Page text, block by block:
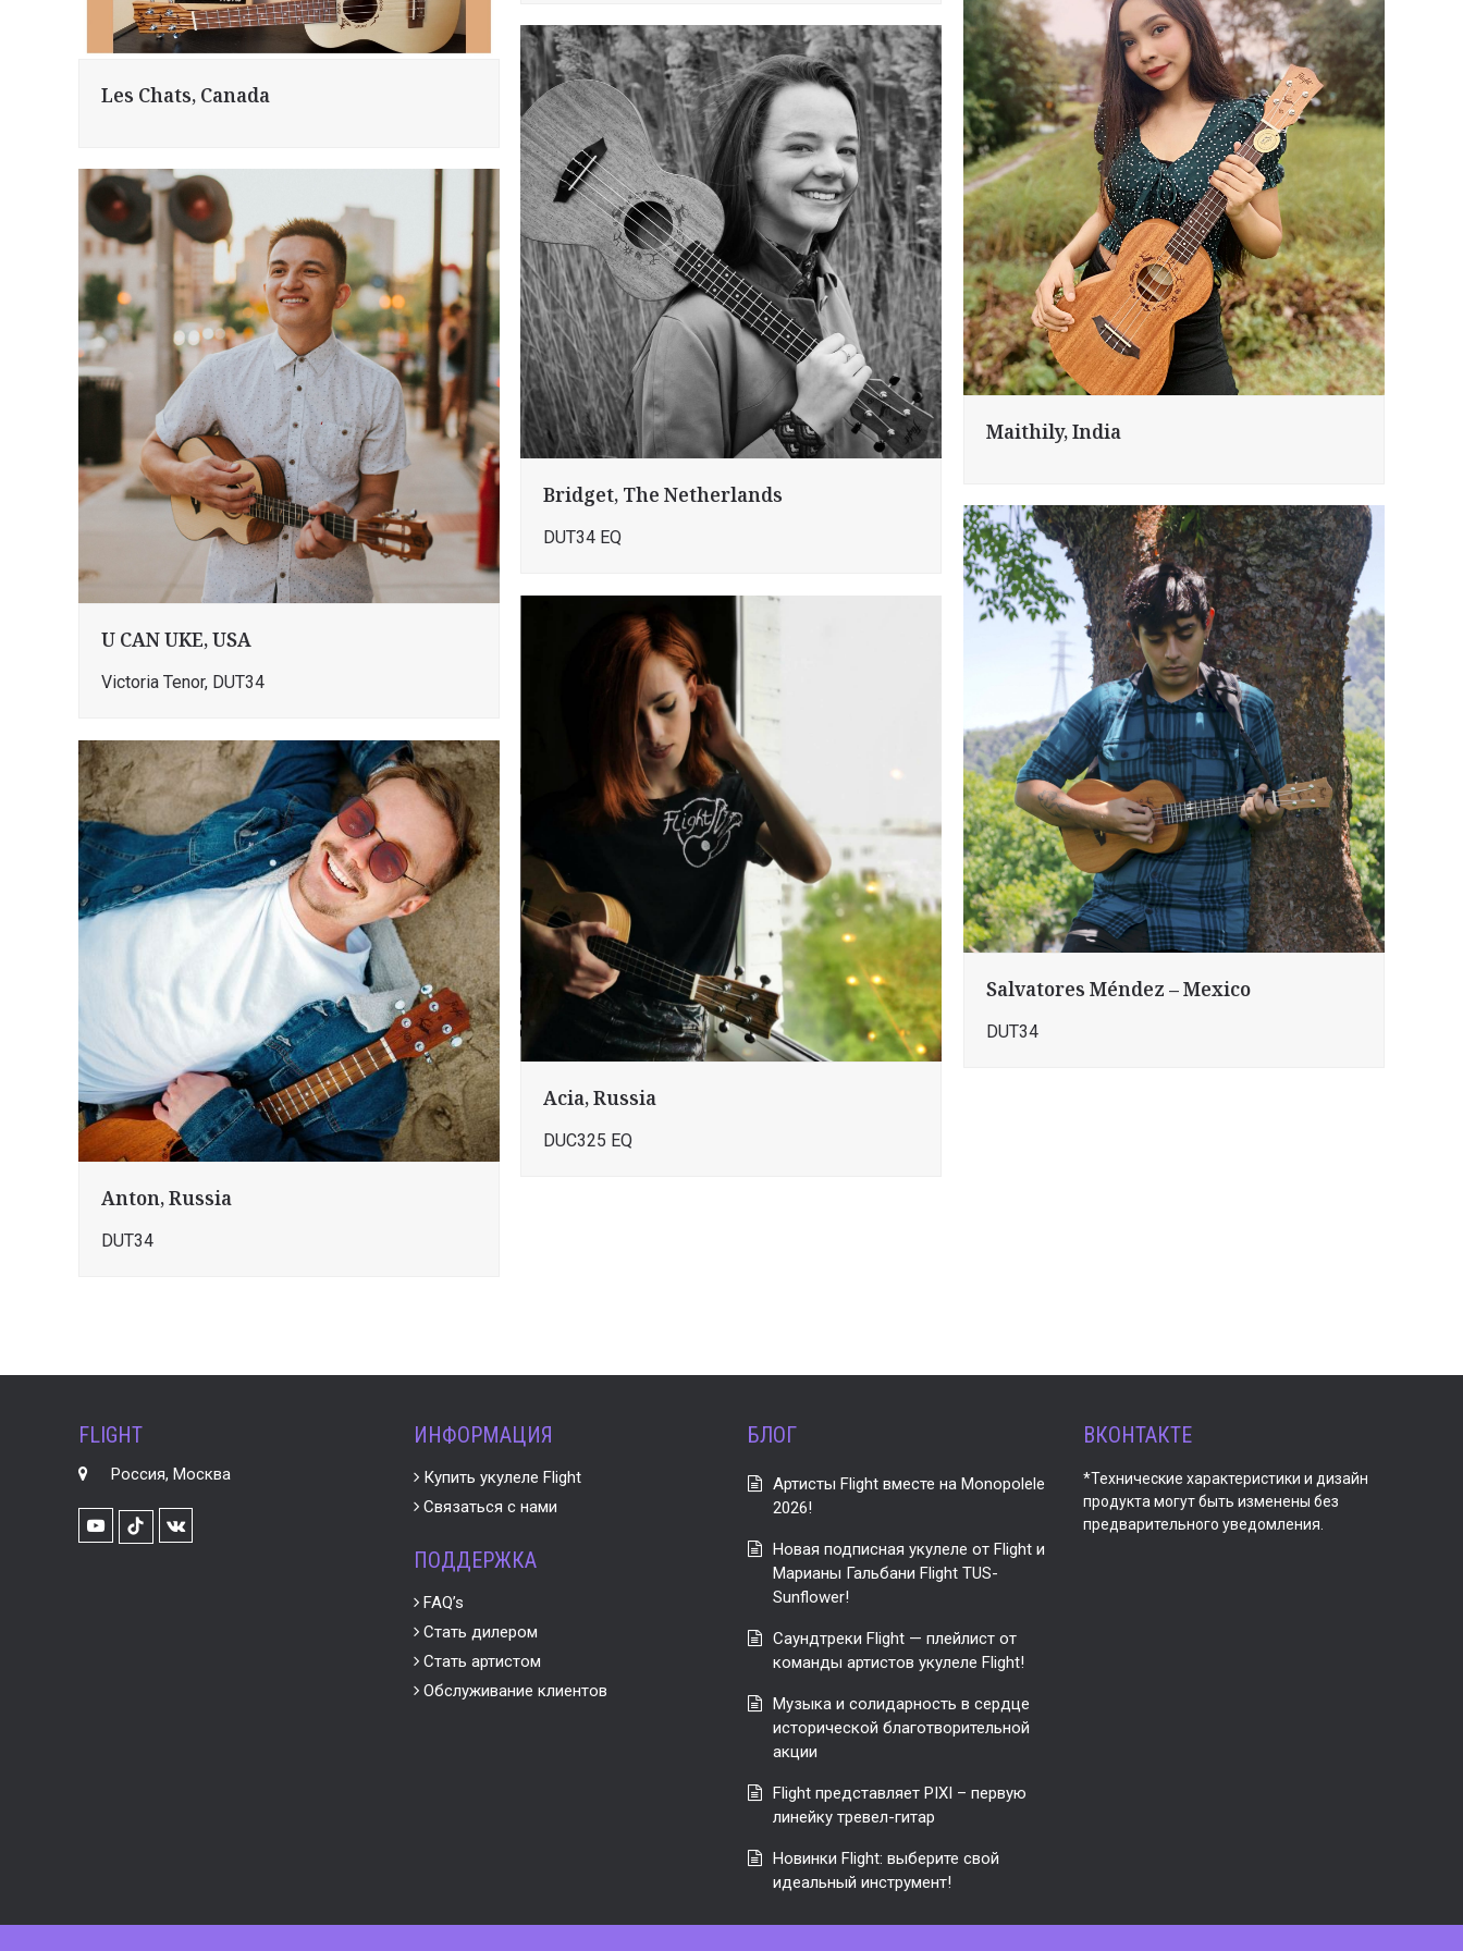
Les Chats, Canada
Maithily, India
Bridget, The Netherlands
DUT34 EQ
U CAN UKE, USA
Victoria Tenor, DUT34
Salvatores Méndez – Mexico
DUT34
Acia, Russia
DUC325 EQ
Anton, Russia
DUT34
FLIGHT
Россия, Москва
YoutubeTikTok
VK
ИНФОРМАЦИЯ
Купить укулеле Flight
Связаться с нами
ПОДДЕРЖКА
FAQ’s
Стать дилером
Стать артистом
Обслуживание клиентов
БЛОГ
Артисты Flight вместе на Monopolele
2026!
Новая подписная укулеле от Flight и
Марианы Гальбани Flight TUS-
Sunflower!
Саундтреки Flight — плейлист от
команды артистов укулеле Flight!
Музыка и солидарность в сердце
исторической благотворительной
акции
Flight представляет PIXI – первую
линейку тревел-гитар
Новинки Flight: выберите свой
идеальный инструмент!
ВКОНТАКТЕ
*Технические характеристики и дизайн
продукта могут быть изменены без
предварительного уведомления.